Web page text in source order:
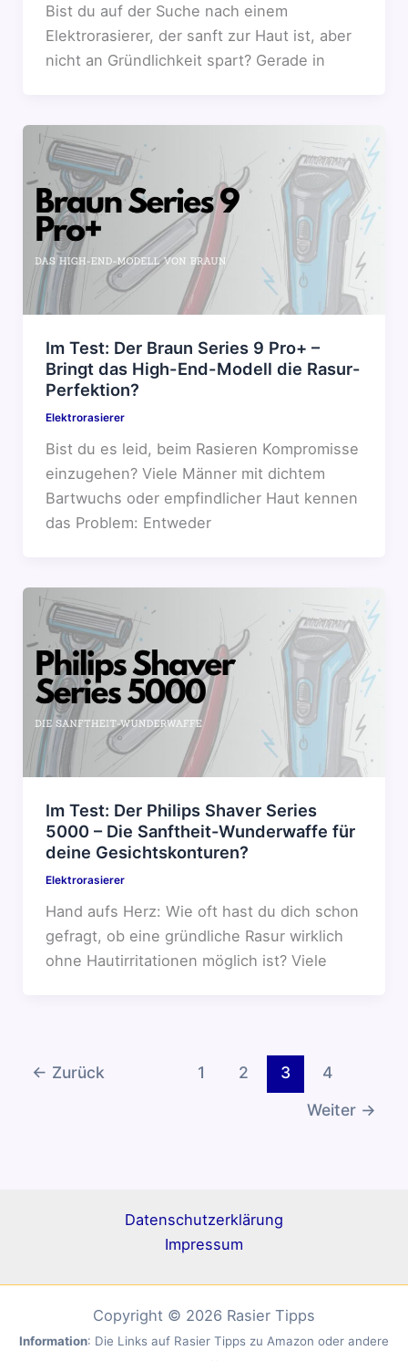
Bist du auf der Suche nach einem
Elektrorasierer, der sanft zur Haut ist, aber
nicht an Gründlichkeit spart? Gerade in
Im Test: Der Braun Series 9 Pro+ –
Bringt das High-End-Modell die Rasur-
Perfektion?
Elektrorasierer
Bist du es leid, beim Rasieren Kompromisse
einzugehen? Viele Männer mit dichtem
Bartwuchs oder empfindlicher Haut kennen
das Problem: Entweder
Im Test: Der Philips Shaver Series
5000 – Die Sanftheit-Wunderwaffe für
deine Gesichtskonturen?
Elektrorasierer
Hand aufs Herz: Wie oft hast du dich schon
gefragt, ob eine gründliche Rasur wirklich
ohne Hautirritationen möglich ist? Viele
← Zurück 1 2 3
4
Weiter →
Datenschutzerklärung
Impressum
Copyright © 2026 Rasier Tipps
Information: Die Links auf Rasier Tipps zu Amazon oder andere